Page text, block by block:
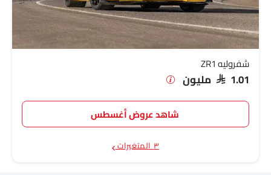
شفروليه ZR1
SAR 1.01 مليون
شاهد عروض أغسطس
٣ المتغيرات